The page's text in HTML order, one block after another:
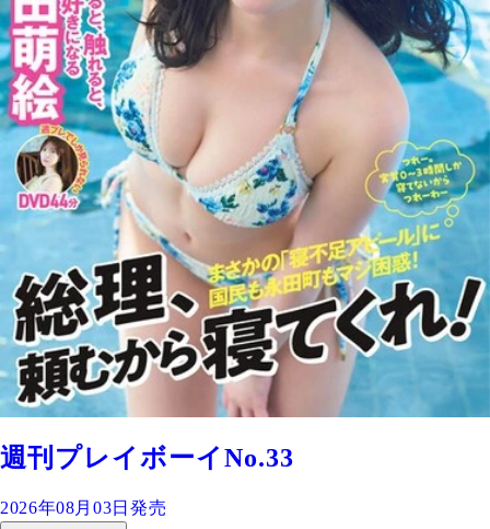
週刊プレイボーイNo.33
2026年08月03日発売